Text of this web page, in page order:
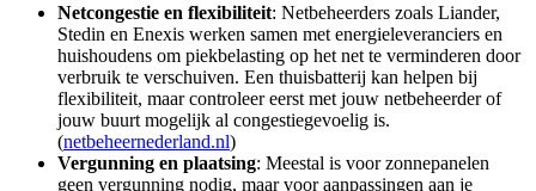
Netcongestie en flexibiliteit: Netbeheerders zoals Liander,
Stedin en Enexis werken samen met energieleveranciers en
huishoudens om piekbelasting op het net te verminderen door
verbruik te verschuiven. Een thuisbatterij kan helpen bij
flexibiliteit, maar controleer eerst met jouw netbeheerder of
jouw buurt mogelijk al congestiegevoelig is.
(netbeheernederland.nl)
Vergunning en plaatsing: Meestal is voor zonnepanelen
geen vergunning nodig, maar voor aanpassingen aan je